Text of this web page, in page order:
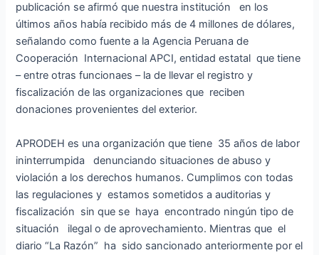
publicación se afirmó que nuestra institución en los
últimos años había recibido más de 4 millones de dólares,
señalando como fuente a la Agencia Peruana de
Cooperación Internacional APCI, entidad estatal que tiene
– entre otras funcionaes – la de llevar el registro y
fiscalización de las organizaciones que reciben
donaciones provenientes del exterior.
APRODEH es una organización que tiene 35 años de labor
ininterrumpida denunciando situaciones de abuso y
violación a los derechos humanos. Cumplimos con todas
las regulaciones y estamos sometidos a auditorias y
fiscalización sin que se haya encontrado ningún tipo de
situación ilegal o de aprovechamiento. Mientras que el
diario “La Razón” ha sido sancionado anteriormente por el